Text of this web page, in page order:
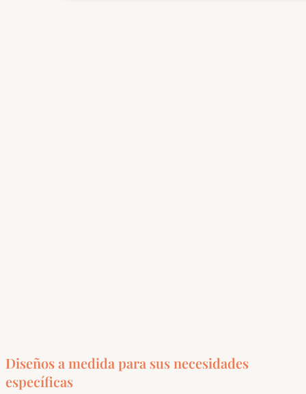
Diseños a medida para sus necesidades
específicas